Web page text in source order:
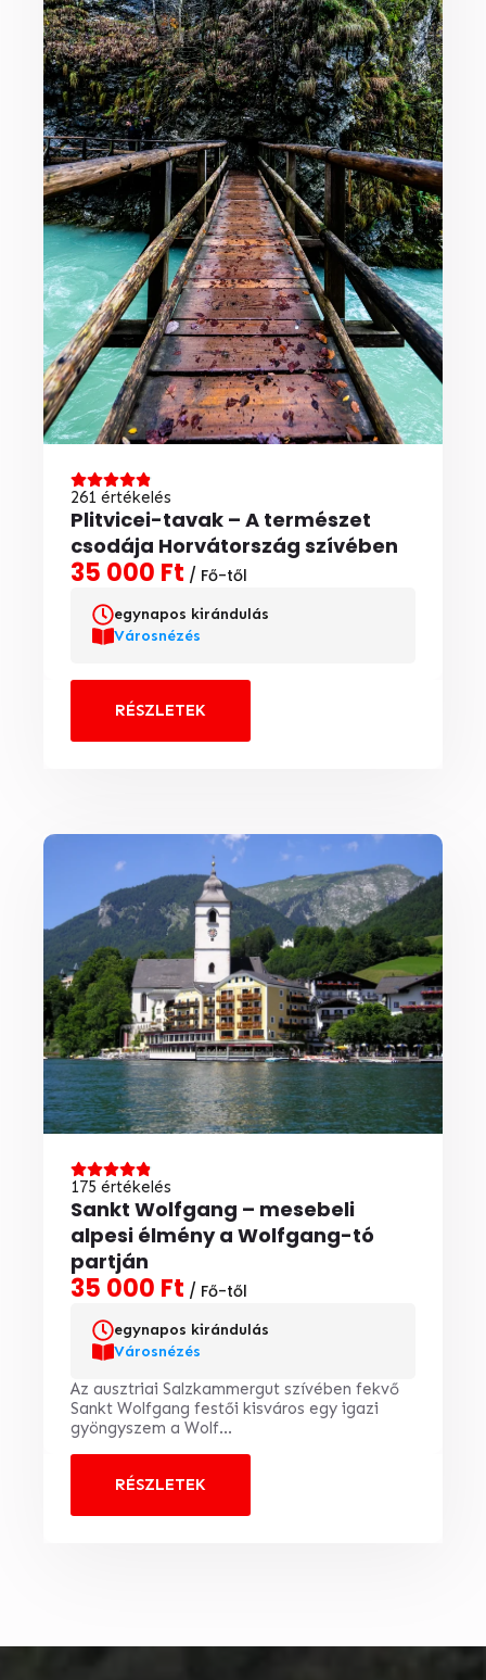
261 értékelés
Plitvicei-tavak – A természet
csodája Horvátország szívében
35 000 Ft / Fő-től
egynapos kirándulás
Városnézés
RÉSZLETEK
175 értékelés
Sankt Wolfgang – mesebeli
alpesi élmény a Wolfgang-tó
partján
35 000 Ft / Fő-től
egynapos kirándulás
Városnézés
Az ausztriai Salzkammergut szívében fekvő
Sankt Wolfgang festői kisváros egy igazi
gyöngyszem a Wolf...
RÉSZLETEK